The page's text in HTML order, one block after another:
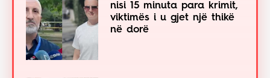
nisi 15 minuta para krimit,
viktimës i u gjet një thikë
në dorë